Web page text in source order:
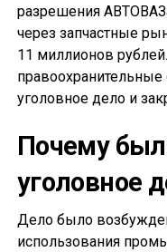
разрешения
через запчастные
11 миллионов
уголовное дело и
Почему
уголовное
Дело было
использования